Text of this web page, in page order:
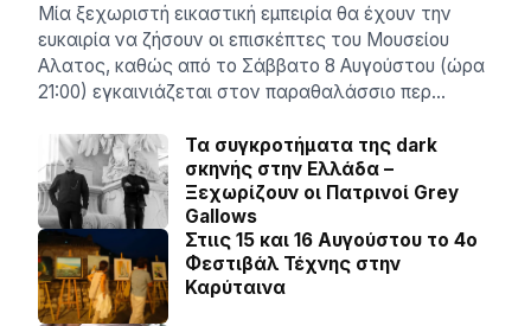
Μία ξεχωριστή εικαστική εμπειρία θα έχουν την
ευκαιρία να ζήσουν οι επισκέπτες του Μουσείου
Αλατος, καθώς από το Σάββατο 8 Αυγούστου (ώρα
21:00) εγκαινιάζεται στον παραθαλάσσιο περ…
Τα συγκροτήματα της dark
σκηνής στην Ελλάδα –
Ξεχωρίζουν οι Πατρινοί Grey
Gallows
Στιις 15 και 16 Αυγούστου το 4ο
Φεστιβάλ Τέχνης στην
Καρύταινα